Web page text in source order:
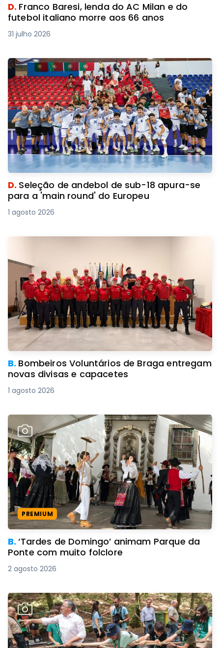
D. Franco Baresi, lenda do AC Milan e do
futebol italiano morre aos 66 anos
31 julho 2026
D. Seleção de andebol de sub-18 apura-se
para a 'main round' do Europeu
1 agosto 2026
B. Bombeiros Voluntários de Braga entregam
novas divisas e capacetes
1 agosto 2026
PREMIUM
B.‘Tardes de Domingo’ animam Parque da
Ponte com muito folclore
2 agosto 2026